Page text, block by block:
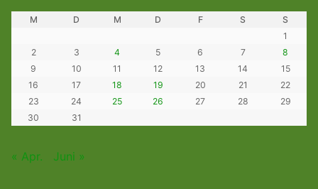
M D M D F S
S
1
2
3 4 5 6 7
8
9
10 11 12 13 14
15
16
17 18 19 20 21
22
23
24 25 26 27 28
29
30
31
« Apr. Juni »